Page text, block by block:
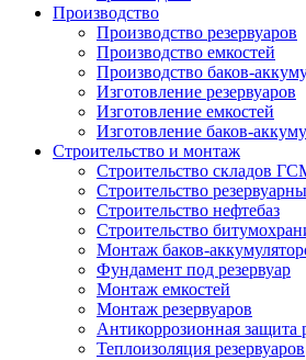
Производство
Производство резервуаров
Производство емкостей
Производство баков-
Изготовление резервуаров
Изготовление емкостей
Изготовление баков-
Строительство и монтаж
Строительство складов
Строительство
Строительство нефтебаз
Строительство
Монтаж баков-
Фундамент под резервуар
Монтаж емкостей
Монтаж резервуаров
Антикоррозионная защита
Теплоизоляция резервуаров